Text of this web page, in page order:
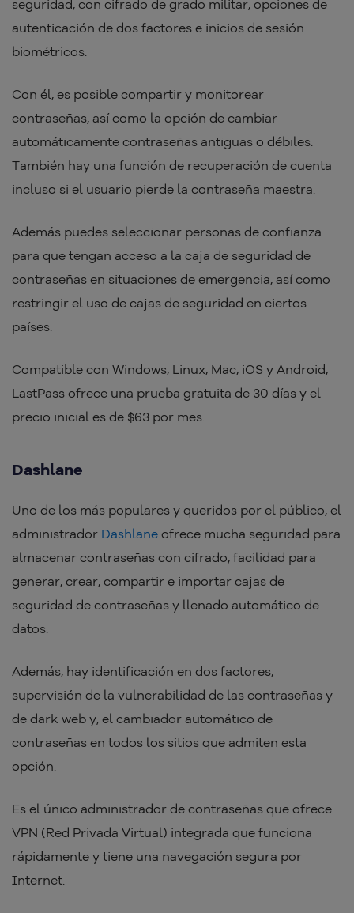
seguridad, con cifrado de grado militar, opciones de
autenticación de dos factores e inicios de sesión
biométricos.
Con él, es posible compartir y monitorear
contraseñas, así como la opción de cambiar
automáticamente contraseñas antiguas o débiles.
También hay una función de recuperación de cuenta
incluso si el usuario pierde la contraseña maestra.
Además puedes seleccionar personas de confianza
para que tengan acceso a la caja de seguridad de
contraseñas en situaciones de emergencia, así como
restringir el uso de cajas de seguridad en ciertos
países.
Compatible con Windows, Linux, Mac, iOS y Android,
LastPass ofrece una prueba gratuita de 30 días y el
precio inicial es de $63 por mes.
Dashlane
Uno de los más populares y queridos por el público, el
administrador Dashlane ofrece mucha seguridad para
almacenar contraseñas con cifrado, facilidad para
generar, crear, compartir e importar cajas de
seguridad de contraseñas y llenado automático de
datos.
Además, hay identificación en dos factores,
supervisión de la vulnerabilidad de las contraseñas y
de dark web y, el cambiador automático de
contraseñas en todos los sitios que admiten esta
opción.
Es el único administrador de contraseñas que ofrece
VPN (Red Privada Virtual) integrada que funciona
rápidamente y tiene una navegación segura por
Internet.